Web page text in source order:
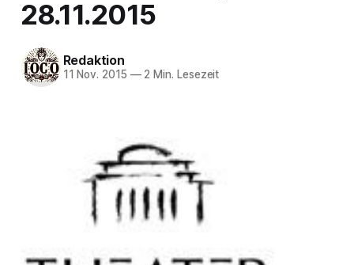
28.11.2015
Redaktion
11 Nov. 2015 —2 Min. Lesezeit